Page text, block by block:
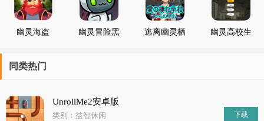
幽灵海盗
幽灵冒险黑
逃离幽灵栖
幽灵高校生
同类热门
UnrollMe2安卓版
类别：益智休闲
下载